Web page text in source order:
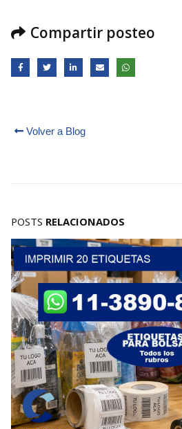
Compartir posteo
Volver a Blog
POSTS RELACIONADOS